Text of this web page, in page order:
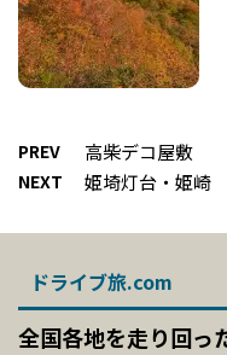
PREV 高柴デコ屋敷
NEXT 姫埼灯台・姫崎
ドライブ旅.com
全国各地を走り回っ